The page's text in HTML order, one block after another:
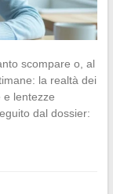
scompare o, al
la realtà dei
e lentezze
dal dossier: